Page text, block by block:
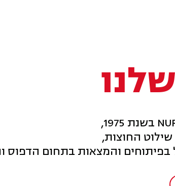
החוצות,
והמצאות בתחום הדפוס